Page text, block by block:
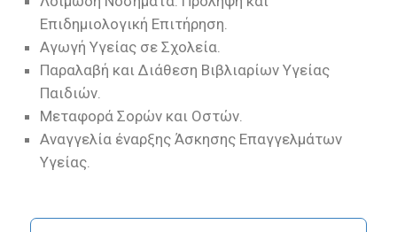
Επιδημιολογική Επιτήρηση.
Αγωγή Υγείας σε Σχολεία.
Παραλαβή και Διάθεση Βιβλιαρίων Υγείας
Παιδιών.
Μεταφορά Σορών και Οστών.
Αναγγελία έναρξης Άσκησης Επαγγελμάτων
Υγείας.